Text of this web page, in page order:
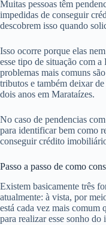
Muitas pessoas têm
impedidas de conseguir
descobrem isso quando
Isso ocorre porque elas
esse tipo de situação com
problemas mais comuns
tributos e também deixar
dois anos em Marataízes.
No caso de pendencias
para identificar bem como
conseguir crédito
Passo a passo de como
Existem basicamente três
atualmente: à vista, por
está cada vez mais comum
para realizar esse sonho